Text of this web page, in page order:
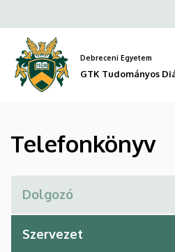
GTK
Tudományos
Diákkör
a
tartalomra
Debreceni Egyetem
GTK Tudományos
Telefonkönyv